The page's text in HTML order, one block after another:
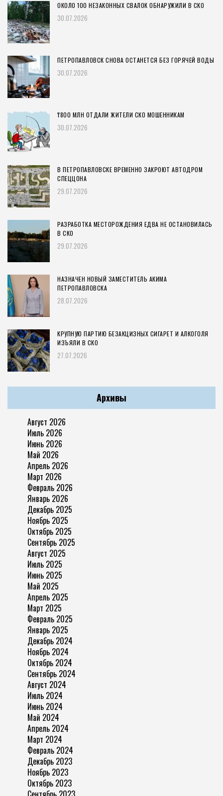
ОКОЛО 100 НЕЗАКОННЫХ СВАЛОК ОБНАРУЖИЛИ В СКО
30.07.2026
ПЕТРОПАВЛОВСК СНОВА ОСТАНЕТСЯ БЕЗ ГОРЯЧЕЙ ВОДЫ
30.07.2026
₸800 МЛН ОТДАЛИ ЖИТЕЛИ СКО МОШЕННИКАМ
30.07.2026
В ПЕТРОПАВЛОВСКЕ ВРЕМЕННО ЗАКРОЮТ АВТОДРОМ
СПЕЦЦОНА
29.07.2026
РАЗРАБОТКА МЕСТОРОЖДЕНИЯ ЕДВА НЕ ОСТАНОВИЛАСЬ
В СКО
29.07.2026
НАЗНАЧЕН НОВЫЙ ЗАМЕСТИТЕЛЬ АКИМА
ПЕТРОПАВЛОВСКА
28.07.2026
КРУПНУЮ ПАРТИЮ БЕЗАКЦИЗНЫХ СИГАРЕТ И АЛКОГОЛЯ
ИЗЪЯЛИ В СКО
27.07.2026
Архивы
Август 2026
Июль 2026
Июнь 2026
Май 2026
Апрель 2026
Март 2026
Февраль 2026
Январь 2026
Декабрь 2025
Ноябрь 2025
Октябрь 2025
Сентябрь 2025
Август 2025
Июль 2025
Июнь 2025
Май 2025
Апрель 2025
Март 2025
Февраль 2025
Январь 2025
Декабрь 2024
Ноябрь 2024
Октябрь 2024
Сентябрь 2024
Август 2024
Июль 2024
Июнь 2024
Май 2024
Апрель 2024
Март 2024
Февраль 2024
Декабрь 2023
Ноябрь 2023
Октябрь 2023